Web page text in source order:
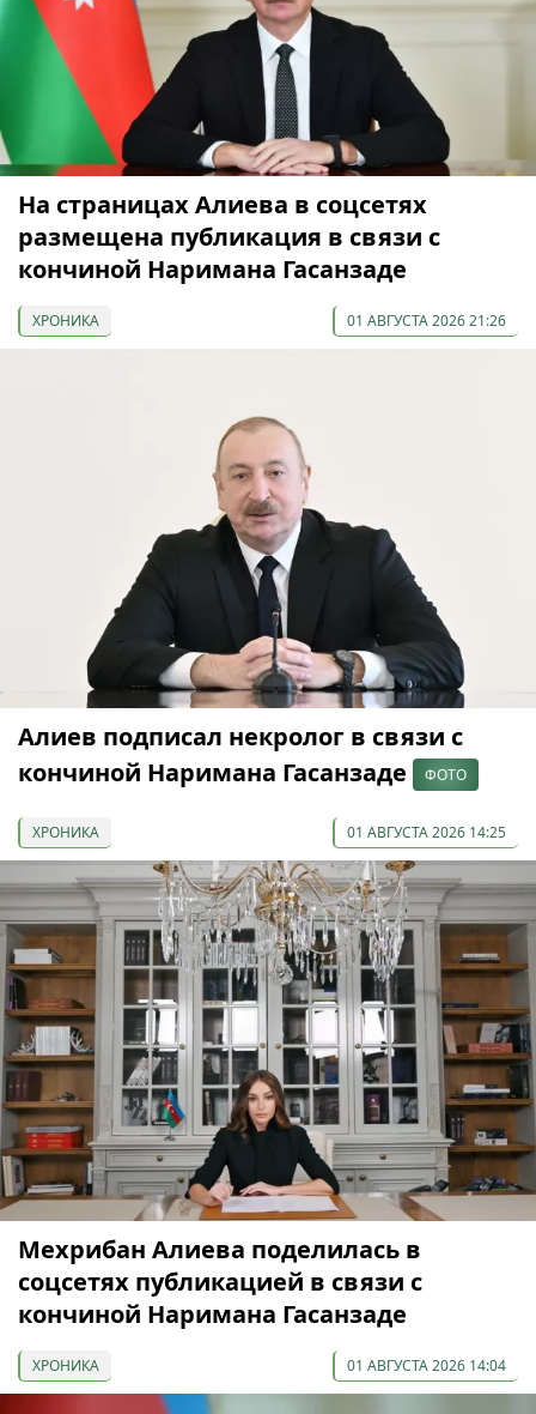
На страницах Алиева в соцсетях
размещена публикация в связи с
кончиной Наримана Гасанзаде
ХРОНИКА 01 АВГУСТА 2026 21:26
Алиев подписал некролог в связи с
кончиной Наримана Гасанзаде
ФОТО
ХРОНИКА 01 АВГУСТА 2026 14:25
Мехрибан Алиева поделилась в
соцсетях публикацией в связи с
кончиной Наримана Гасанзаде
ХРОНИКА 01 АВГУСТА 2026 14:04